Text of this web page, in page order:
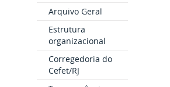
Arquivo Geral
Estrutura
organizacional
Corregedoria do
Cefet/RJ